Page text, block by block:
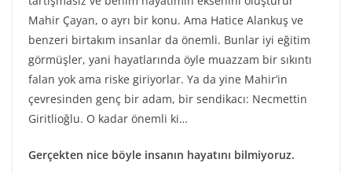
Mahir Çayan, o ayrı bir konu. Ama Hatice Alankuş ve
benzeri birtakım insanlar da önemli. Bunlar iyi eğitim
görmüşler, yani hayatlarında öyle muazzam bir sıkıntı
falan yok ama riske giriyorlar. Ya da yine Mahir’in
çevresinden genç bir adam, bir sendikacı: Necmettin
Giritlioğlu. O kadar önemli ki…
Gerçekten nice böyle insanın hayatını bilmiyoruz.